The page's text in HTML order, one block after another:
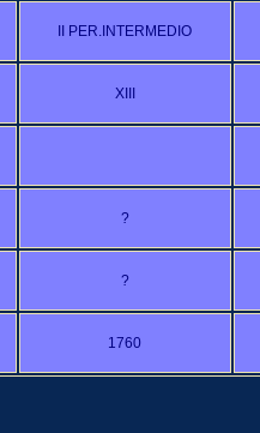
II PER.INTERMEDIO
XIII
?
?
1760